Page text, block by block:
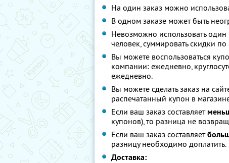
На один заказ можно
В одном заказе может быть
Невозможно использовать
человек, суммировать скидки
Вы можете воспользоваться
компании: ежедневно,
ежедневно.
Вы можете сделать заказ на
распечатанный купон в
Если ваш заказ составляет
купонов), то разница не
Если ваш заказ составляет
разницу необходимо доплатить.
Доставка: